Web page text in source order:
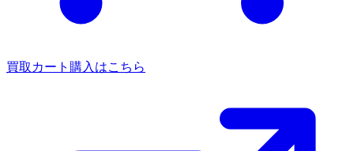
買取カート 購入はこちら